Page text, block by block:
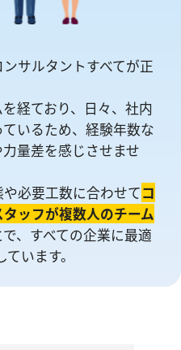
サルタントすべてが正
経ており、日々、社内
いるため、経験年数な
量差を感じさせませ
必要工数に合わせてコ
ッフが複数人のチーム
、すべての企業に最適
います。